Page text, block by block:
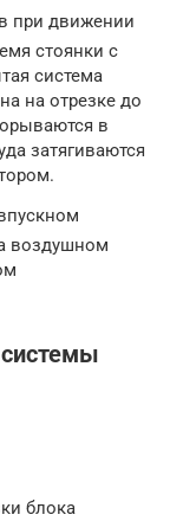
при движении
стоянки с
система
на отрезке до
в
затягиваются
воздушном
блока